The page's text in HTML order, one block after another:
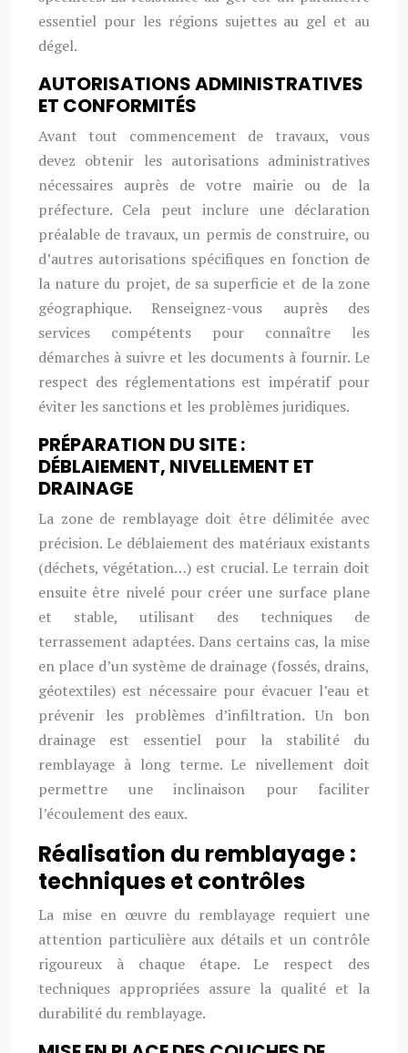
essentiel pour les régions sujettes au gel et au
dégel.
AUTORISATIONS ADMINISTRATIVES
ET CONFORMITÉS
Avant tout commencement de travaux, vous
devez obtenir les autorisations administratives
nécessaires auprès de votre mairie ou de la
préfecture. Cela peut inclure une déclaration
préalable de travaux, un permis de construire, ou
d’autres autorisations spécifiques en fonction de
la nature du projet, de sa superficie et de la zone
géographique. Renseignez-vous auprès des
services compétents pour connaître les
démarches à suivre et les documents à fournir. Le
respect des réglementations est impératif pour
éviter les sanctions et les problèmes juridiques.
PRÉPARATION DU SITE :
DÉBLAIEMENT, NIVELLEMENT ET
DRAINAGE
La zone de remblayage doit être délimitée avec
précision. Le déblaiement des matériaux existants
(déchets, végétation…) est crucial. Le terrain doit
ensuite être nivelé pour créer une surface plane
et stable, utilisant des techniques de
terrassement adaptées. Dans certains cas, la mise
en place d’un système de drainage (fossés, drains,
géotextiles) est nécessaire pour évacuer l’eau et
prévenir les problèmes d’infiltration. Un bon
drainage est essentiel pour la stabilité du
remblayage à long terme. Le nivellement doit
permettre une inclinaison pour faciliter
l’écoulement des eaux.
Réalisation du remblayage :
techniques et contrôles
La mise en œuvre du remblayage requiert une
attention particulière aux détails et un contrôle
rigoureux à chaque étape. Le respect des
techniques appropriées assure la qualité et la
durabilité du remblayage.